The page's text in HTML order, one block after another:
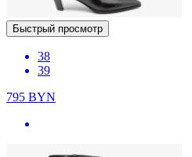
Быстрый просмотр
38
39
795 BYN